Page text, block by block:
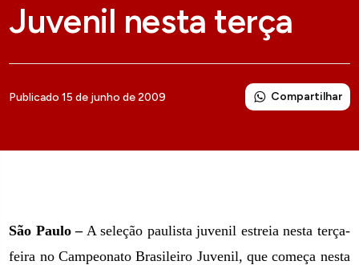
Juvenil nesta terça
Publicado 15 de junho de 2009 Compartilhar
São Paulo –A seleção paulista juvenil estreia nesta terça-
feira no Campeonato Brasileiro Juvenil, que começa nesta